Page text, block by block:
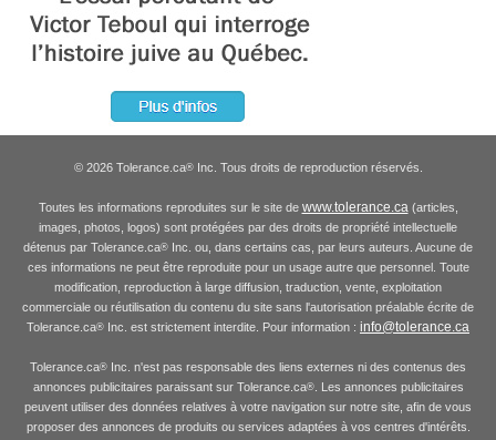
© 2026 Tolerance.ca®Inc. Tous droits de reproduction réservés.
Toutes les informations reproduites sur le site de www.tolerance.ca (articles,
images, photos, logos) sont protégées par des droits de propriété intellectuelle
détenus par Tolerance.ca® Inc. ou, dans certains cas, par leurs auteurs. Aucune de
ces informations ne peut être reproduite pour un usage autre que personnel. Toute
modification, reproduction à large diffusion, traduction, vente, exploitation
commerciale ou réutilisation du contenu du site sans l'autorisation préalable écrite de
Tolerance.ca® Inc. est strictement interdite. Pour information : info@tolerance.ca
Tolerance.ca® Inc. n'est pas responsable des liens externes ni des contenus des
annonces publicitaires paraissant sur Tolerance.ca®. Les annonces publicitaires
peuvent utiliser des données relatives à votre navigation sur notre site, afin de vous
proposer des annonces de produits ou services adaptées à vos centres d'intérêts.